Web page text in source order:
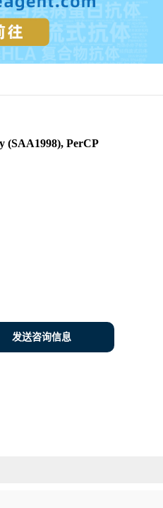
(SAA1998), PerCP
发送咨询信息